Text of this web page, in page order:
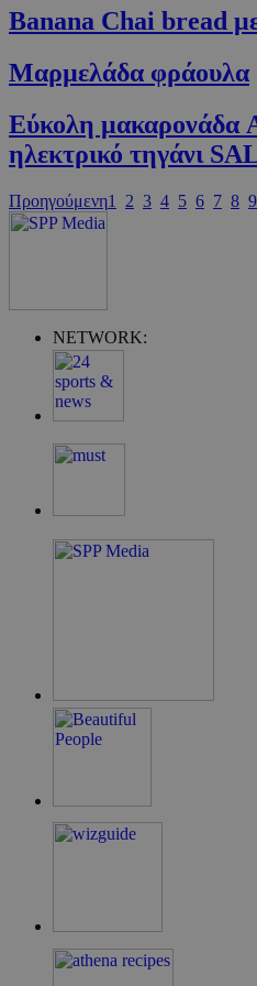
Banana Chai bread
Μαρµελάδα φράουλα
Εύκολη μακαρονάδα
ηλεκτρικό τηγάνι
Προηγούμενη1 2 3 4 5 6 7 8 9
NETWORK:
takeOverCookie